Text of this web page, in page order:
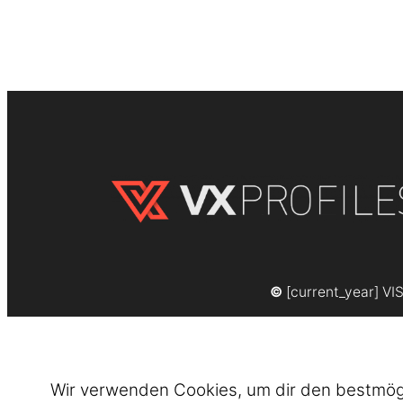
© [current_year]
Wir verwenden Cookies, um dir den